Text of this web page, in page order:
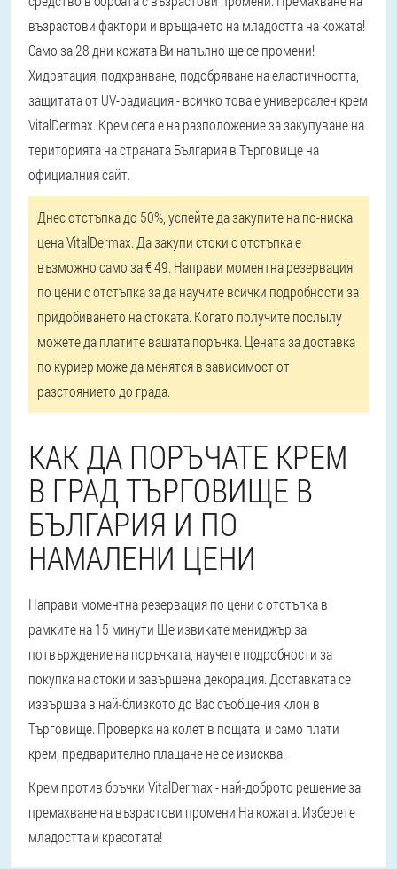
възрастови фактори и връщането на младостта на кожата!
Само за 28 дни кожата Ви напълно ще се промени!
Хидратация, подхранване, подобряване на еластичността,
защитата от UV-радиация - всичко това е универсален крем
VitalDermax. Крем сега е на разположение за закупуване на
територията на страната България в Търговище на
официалния сайт.
Днес отстъпка до 50%, успейте да закупите на по-ниска
цена VitalDermax. Да закупи стоки с отстъпка е
възможно само за € 49. Направи моментна резервация
по цени с отстъпка за да научите всички подробности за
придобиването на стоката. Когато получите послылу
можете да платите вашата поръчка. Цената за доставка
по куриер може да менятся в зависимост от
разстоянието до града.
КАК ДА ПОРЪЧАТЕ КРЕМ
В ГРАД ТЪРГОВИЩЕ В
БЪЛГАРИЯ И ПО
НАМАЛЕНИ ЦЕНИ
Направи моментна резервация по цени с отстъпка в
рамките на 15 минути Ще извикате мениджър за
потвърждение на поръчката, научете подробности за
покупка на стоки и завършена декорация. Доставката се
извършва в най-близкото до Вас съобщения клон в
Търговище. Проверка на колет в пощата, и само плати
крем, предварително плащане не се изисква.
Крем против бръчки VitalDermax - най-доброто решение за
премахване на възрастови промени На кожата. Изберете
младостта и красотата!